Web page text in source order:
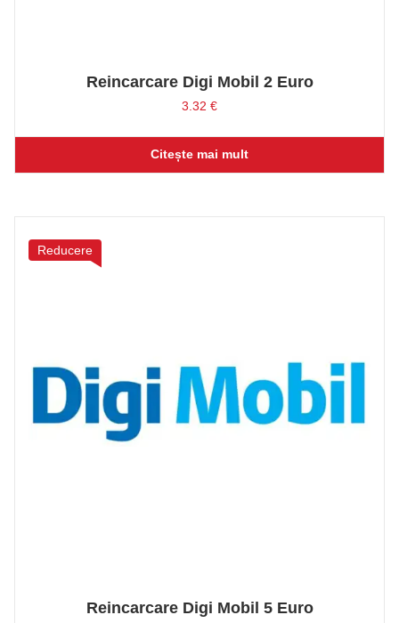
Reincarcare Digi Mobil 2 Euro
3.32 €
Citește mai mult
Reducere
Reincarcare Digi Mobil 5 Euro